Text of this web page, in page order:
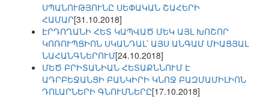
ՍՊԱՆՈՒԹՅՈՒՆԸ ՍԵՓԱԿԱՆ ՇԱՀԵՐԻ
ՀԱՄԱՐ[31.10.2018]
ԷՐԴՈՂԱՆԻ ՀԵՏ ԿԱՊՎԱԾ ՄԵԿ ԱՅԼ ԽՈՇՈՐ
ԿՈՌՈՒՊՑԻՈՆ ՍԿԱՆԴԱԼ՝ ԱՅՍ ԱՆԳԱՄ ՄԻԱՑՅԱԼ
ՆԱՀԱՆԳՆԵՐՈՒՄ[24.10.2018]
ՄԵԾ ԲՐԻՏԱՆԻԱՆ ՀԵՏԱՔՆՆՈՒՄ Է
ԱԴՐԲԵՋԱՆՑԻ ԲԱՆԿԻՐԻ ԿՆՈՋ ԲԱԶՄԱՄԻԼԻՈՆ
ԴՈԼԱՐՆԵՐԻ ԳՆՈՒՄՆԵՐԸ[17.10.2018]